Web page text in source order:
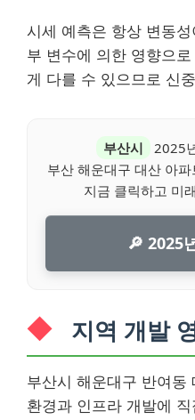
시세 예측은 항상 변동
부 변수에 의한 영향으
게 다를 수 있으므로 신
부산시
2025
부산 해운대구 대산 아
지금 클릭하고 미
🔎 2025
지역 개발
부산시 해운대구 반여동
환경과 인프라 개발에